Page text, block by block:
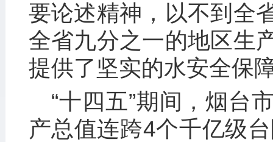
要论述精神，以不到全
全省九分之一的地区生
提供了坚实的水安全保
“十四五”期间，烟台
产总值连跨4个千亿级